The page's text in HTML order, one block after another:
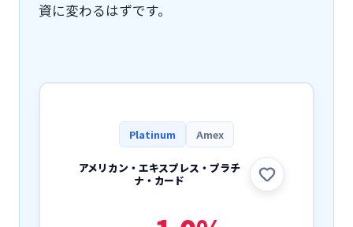
資に変わるはずです。
Platinum Amex
アメリカン・エキスプレス・プラチ
ナ・カード